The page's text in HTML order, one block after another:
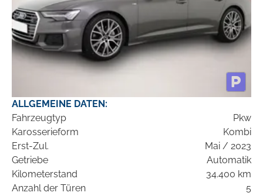
ALLGEMEINE DATEN:
Fahrzeugtyp
Pkw
Karosserieform
Kombi
Erst-Zul.
Mai / 2023
Getriebe
Automatik
Kilometerstand
34.400 km
Anzahl der Türen
5